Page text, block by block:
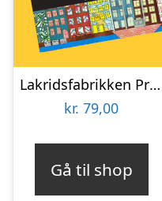
Lakridsfabrikken Premiumlakrids – Copenhagen
kr. 79,00
Gå til shop